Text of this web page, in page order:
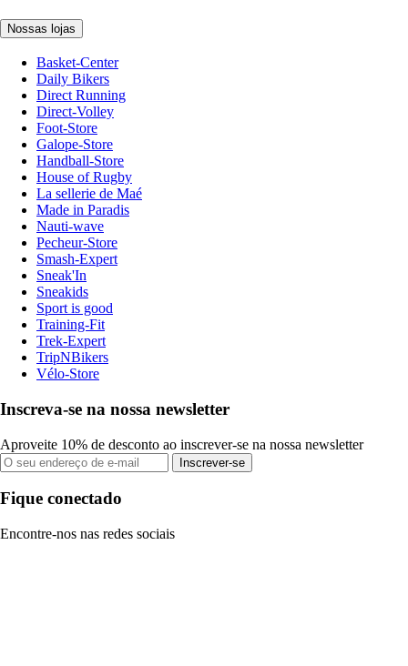
Nossas lojas
Basket-Center
Daily Bikers
Direct Running
Direct-Volley
Foot-Store
Galope-Store
Handball-Store
House of Rugby
La sellerie de Maé
Made in Paradis
Nauti-wave
Pecheur-Store
Smash-Expert
Sneak'In
Sneakids
Sport is good
Training-Fit
Trek-Expert
TripNBikers
Vélo-Store
Inscreva-se na nossa newsletter
Aproveite 10% de desconto ao inscrever-se na nossa newsletter
Inscrever-se
Fique conectado
Encontre-nos nas redes sociais